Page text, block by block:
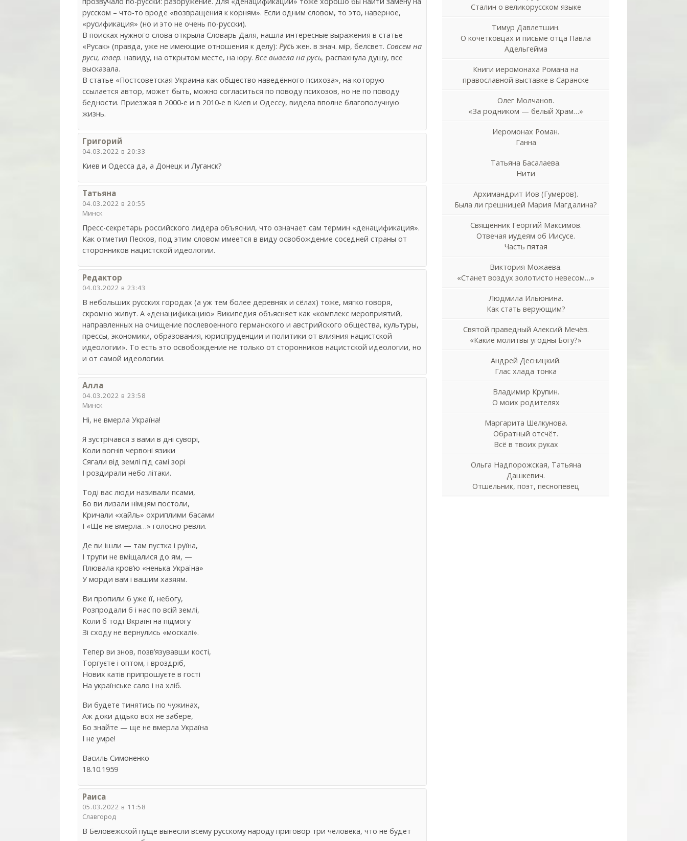
русском – что-то вроде «возвращения к корням». Если одним словом, то это, наверное,
«русификация» (но и это не очень по-русски).
В поисках нужного слова открыла Словарь Даля, нашла интересные выражения в статье
«Русак» (правда, уже не имеющие отношения к делу):Русь жен. в знач. мiр, белсвет. Совсем на
руси, твер. навиду, на открытом месте, на юру.Все вывела на русь, распахнула душу, все
высказала.
В статье «Постсоветская Украина как общество наведённого психоза», на которую
ссылается автор, может быть, можно согласиться по поводу психозов, но не по поводу
бедности. Приезжая в 2000-е и в 2010-е в Киев и Одессу, видела вполне благополучную
жизнь.
Григорий
04.03.2022 в 20:33
Киев и Одесса да, а Донецк и Луганск?
Татьяна
04.03.2022 в 20:55
Минск
Пресс-секретарь российского лидера объяснил, что означает сам термин «денацификация».
Как отметил Песков, под этим словом имеется в виду освобождение соседней страны от
сторонников нацистской идеологии.
Редактор
04.03.2022 в 23:43
В небольших русских городах (а уж тем более деревнях и сёлах) тоже, мягко говоря,
скромно живут. А «денацификацию» Википедия объясняет как «комплекс мероприятий,
направленных на очищение послевоенного германского и австрийского общества, культуры,
прессы, экономики, образования, юриспруденции и политики от влияния нацистской
идеологии». То есть это освобождение не только от сторонников нацистской идеологии, но
и от самой идеологии.
Алла
04.03.2022 в 23:58
Минск
Ні, не вмерла Україна!
Я зустрічався з вами в дні суворі,
Коли вогнів червоні язики
Сягали від землі під самі зорі
І роздирали небо літаки.
Тоді вас люди називали псами,
Бо ви лизали німцям постоли,
Кричали «хайль» охриплими басами
І «Ще не вмерла…» голосно ревли.
Де ви ішли — там пустка і руїна,
І трупи не вміщалися до ям, —
Плювала кров’ю «ненька Україна»
У морди вам і вашим хазяям.
Ви пропили б уже її, небогу,
Розпродали б і нас по всій землі,
Коли б тоді Вкраїні на підмогу
Зі сходу не вернулись «москалі».
Тепер ви знов, позв’язувавши кості,
Торгуєте і оптом, і вроздріб,
Нових катів припрошуєте в гості
На українське сало і на хліб.
Ви будете тинятись по чужинах,
Аж доки дідько всіх не забере,
Бо знайте — ще не вмерла Україна
І не умре!
Василь Симоненко
18.10.1959
Раиса
05.03.2022 в 11:58
Славгород
В Беловежской пуще вынесли всему русскому народу приговор три человека, что не будет
Сталин о великорусском языке
Тимур Давлетшин.
О кочетковцах и письме отца Павла
Адельгейма
Книги иеромонаха Романа на
православной выставке в Саранске
Олег Молчанов.
«За родником — белый Храм…»
Иеромонах Роман.
Ганна
Татьяна Басалаева.
Нити
Архимандрит Иов (Гумеров).
Была ли грешницей Мария Магдалина?
Священник Георгий Максимов.
Отвечая иудеям об Иисусе.
Часть пятая
Виктория Можаева.
«Станет воздух золотисто невесом…»
Людмила Ильюнина.
Как стать верующим?
Святой праведный Алексий Мечёв.
«Какие молитвы угодны Богу?»
Андрей Десницкий.
Глас хлада тонка
Владимир Крупин.
О моих родителях
Маргарита Шелкунова.
Обратный отсчёт.
Всё в твоих руках
Ольга Надпорожская, Татьяна
Дашкевич.
Отшельник, поэт, песнопевец